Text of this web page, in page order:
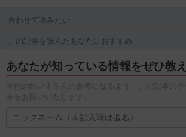
合わせて読みたい
この記事を読んだあなたにおすすめ
あなたが知っている情報をぜひ教
※他の飼い主さんの参考になるよう、この記事のテ
みをお願いいたします。